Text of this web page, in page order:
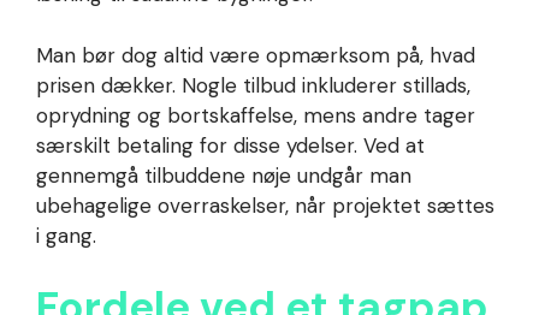
Man bør dog altid være opmærksom på, hvad
prisen dækker. Nogle tilbud inkluderer stillads,
oprydning og bortskaffelse, mens andre tager
særskilt betaling for disse ydelser. Ved at
gennemgå tilbuddene nøje undgår man
ubehagelige overraskelser, når projektet sættes
i gang.